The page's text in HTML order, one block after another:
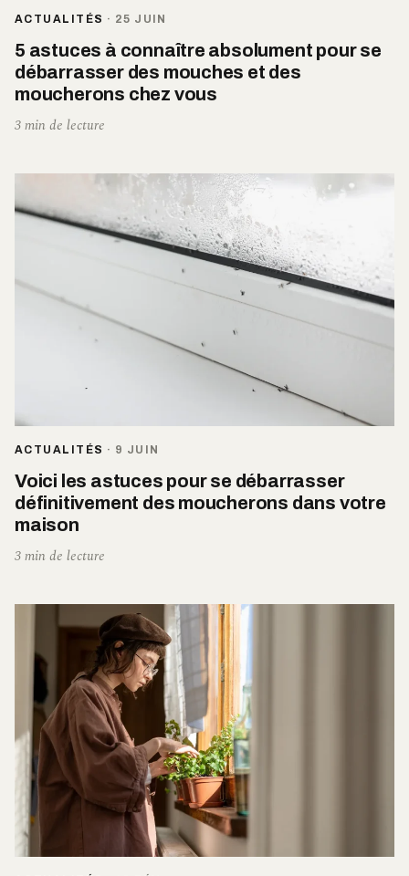
ACTUALITÉS · 25 JUIN
5 astuces à connaître absolument pour se
débarrasser des mouches et des
moucherons chez vous
3 min de lecture
ACTUALITÉS · 9 JUIN
Voici les astuces pour se débarrasser
définitivement des moucherons dans votre
maison
3 min de lecture